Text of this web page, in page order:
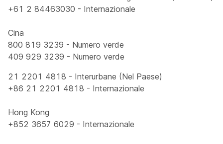
+61 2 84463030 - Internazionale
Cina
800 819 3239 - Numero verde
409 929 3239 - Numero verde
21 2201 4818 - Interurbane (Nel Paese)
+86 21 2201 4818 - Internazionale
Hong Kong
+852 3657 6029 - Internazionale